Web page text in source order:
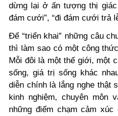
dừng lại ở ấn tượng thị
đám cưới”, “đi đám cưới trả
Để “triển khai” những câu
thì làm sao có một công
Mỗi đôi là một thế giới, một
sống, giá trị sống khác
diễn chính là lắng nghe thật
kinh nghiệm, chuyên môn
những điểm chạm cảm xúc